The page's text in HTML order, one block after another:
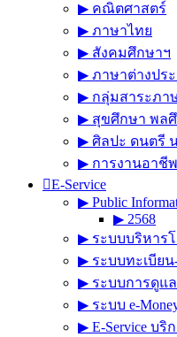
▶︎ คณิตศาสตร์
▶︎ ภาษาไทย
▶︎ สังคมศึกษาฯ
▶︎ ภาษาต่างประ
▶︎ กลุ่มสาระภา
▶︎ สุขศึกษา พล
▶︎ ศิลปะ ดนตรี
▶︎ การงานอาชีพ
E-Service
▶︎ Public
▶︎ 2568
▶︎ ระบบบริหารโ
▶︎ ระบบทะเบียน
▶︎ ระบบการดูแล
▶︎ ระบบ e-
▶︎ E-Service บ